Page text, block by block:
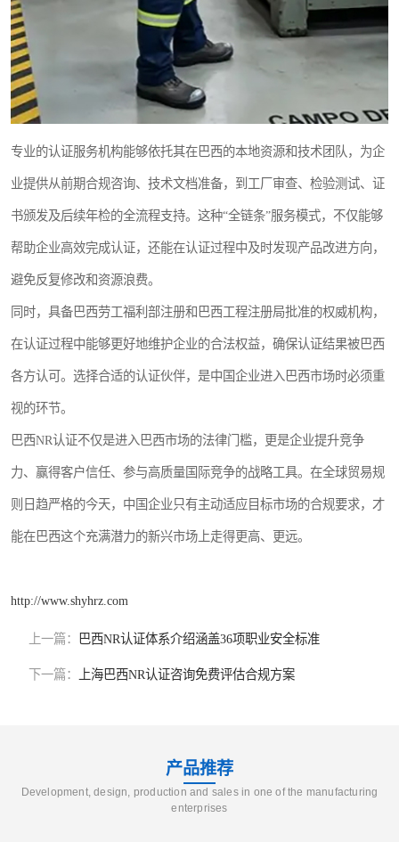
专业的认证服务机构能够依托其在巴西的本地资源和技术团队，为企
业提供从前期合规咨询、技术文档准备，到工厂审查、检验测试、证
书颁发及后续年检的全流程支持。这种“全链条”服务模式，不仅能够
帮助企业高效完成认证，还能在认证过程中及时发现产品改进方向，
避免反复修改和资源浪费。
同时，具备巴西劳工福利部注册和巴西工程注册局批准的权威机构，
在认证过程中能够更好地维护企业的合法权益，确保认证结果被巴西
各方认可。选择合适的认证伙伴，是中国企业进入巴西市场时必须重
视的环节。
巴西NR认证不仅是进入巴西市场的法律门槛，更是企业提升竞争
力、赢得客户信任、参与高质量国际竞争的战略工具。在全球贸易规
则日趋严格的今天，中国企业只有主动适应目标市场的合规要求，才
能在巴西这个充满潜力的新兴市场上走得更高、更远。
http://www.shyhrz.com
上一篇： 巴西NR认证体系介绍涵盖36项职业安全标准
下一篇： 上海巴西NR认证咨询免费评估合规方案
产品推荐
Development, design, production and sales in one of the manufacturing
enterprises